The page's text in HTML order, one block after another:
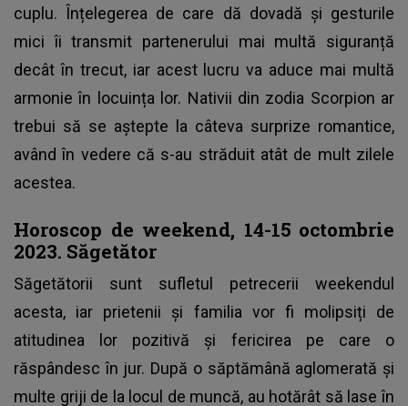
cuplu. Înțelegerea de care dă dovadă și gesturile
mici îi transmit partenerului mai multă siguranță
decât în trecut, iar acest lucru va aduce mai multă
armonie în locuința lor. Nativii din zodia Scorpion ar
trebui să se aștepte la câteva surprize romantice,
având în vedere că s-au străduit atât de mult zilele
acestea.
Horoscop de weekend, 14-15 octombrie
2023. Săgetător
Săgetătorii sunt sufletul petrecerii weekendul
acesta, iar prietenii și familia vor fi molipsiți de
atitudinea lor pozitivă și fericirea pe care o
răspândesc în jur. După o săptămână aglomerată și
multe griji de la locul de muncă, au hotărât să lase în